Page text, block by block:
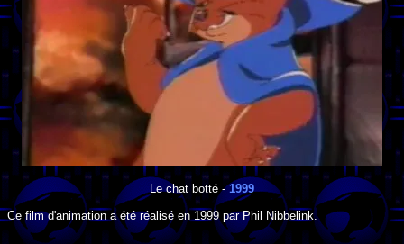
Le chat botté -1999
Ce film d'animation a été réalisé en 1999 parPhil Nibbelink .